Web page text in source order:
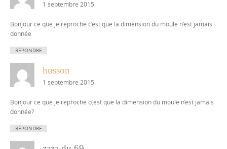
1 septembre 2015
Bonjour ce que je reproche c’est que la dimension du moule n’est jamais
donnée
RÉPONDRE
husson
1 septembre 2015
Bonjour ce que je reproche c(est que la dimension du moule n’est jamais
donnée?
RÉPONDRE